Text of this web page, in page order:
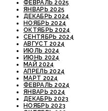
ФЕВРАЛЬ 2025
ЯНВАРЬ 2025
ДЕКАБРЬ 2024
НОЯБРЬ 2024
ОКТЯБРЬ 2024
СЕНТЯБРЬ 2024
АВГУСТ 2024
ИЮЛЬ 2024
ИЮНЬ 2024
МАЙ 2024
АПРЕЛЬ 2024
МАРТ 2024
ФЕВРАЛЬ 2024
ЯНВАРЬ 2024
ДЕКАБРЬ 2023
НОЯБРЬ 2023